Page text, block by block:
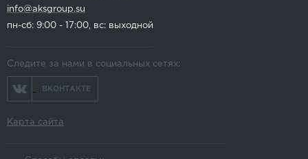
info@aksgroup.su
пн-сб: 9:00 - 17:00, вс: выходной
Следите за нами в социальных сетях:
ВКОНТАКТЕ
Карта сайта